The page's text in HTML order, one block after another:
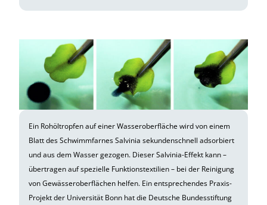
Ein Rohöltropfen auf einer Wasseroberfläche wird von einem
Blatt des Schwimmfarnes Salvinia sekundenschnell adsorbiert
und aus dem Wasser gezogen. Dieser Salvinia-Effekt kann –
übertragen auf spezielle Funktionstextilien – bei der Reinigung
von Gewässeroberflächen helfen. Ein entsprechendes Praxis-
Projekt der Universität Bonn hat die Deutsche Bundesstiftung